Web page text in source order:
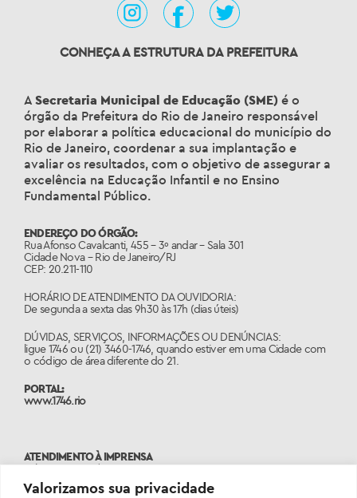
Valorizamos sua privacidade
CONHEÇA A ESTRUTURA DA PREFEITURA
A Secretaria Municipal de Educação (SME) é o
órgão da Prefeitura do Rio de Janeiro responsável
por elaborar a política educacional do município do
Rio de Janeiro, coordenar a sua implantação e
avaliar os resultados, com o objetivo de assegurar a
excelência na Educação Infantil e no Ensino
Fundamental Público.
ENDEREÇO DO ÓRGÃO:
Rua Afonso Cavalcanti, 455 – 3º andar – Sala 301
Cidade Nova – Rio de Janeiro/RJ
CEP: 20.211-110
HORÁRIO DE ATENDIMENTO DA OUVIDORIA:
De segunda a sexta das 9h30 às 17h (dias úteis)
DÚVIDAS, SERVIÇOS, INFORMAÇÕES OU DENÚNCIAS:
ligue 1746 ou (21) 3460-1746, quando estiver em uma Cidade com
o código de área diferente do 21.
PORTAL:
www.1746.rio
ATENDIMENTO À IMPRENSA
Tels: 2976-2485 | 2976-2498
assessoriasme@rioeduca.net